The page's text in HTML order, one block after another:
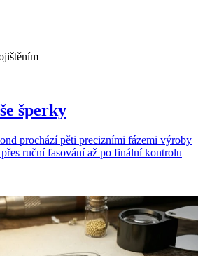
šperky
prochází pěti precizními fázemi výroby
ruční fasování až po finální kontrolu